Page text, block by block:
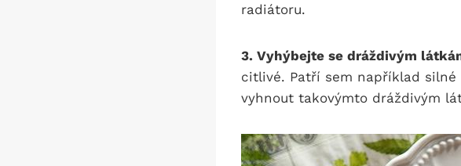
radiátoru.
3. Vyhýbejte se dráždivým
citlivé. Patří sem například silné
vyhnout takovýmto dráždivým